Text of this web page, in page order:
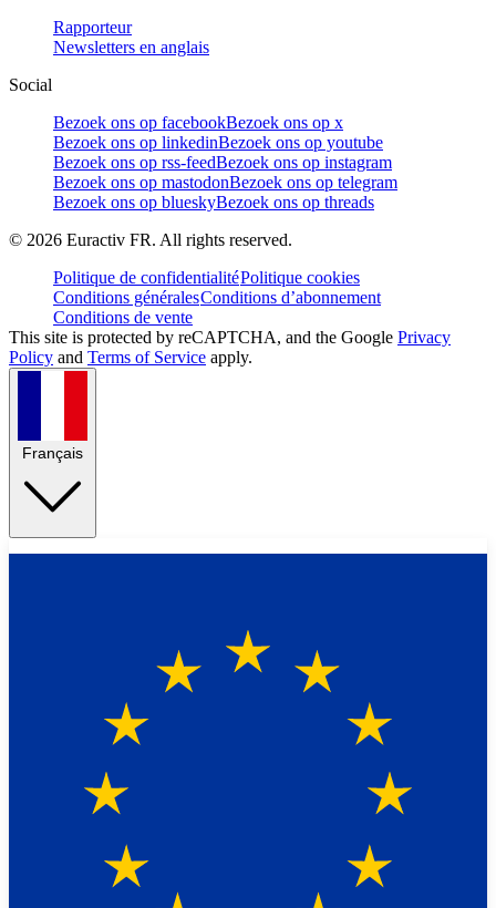
Rapporteur
Newsletters en anglais
Social
Bezoek ons op facebookBezoek ons op x
Bezoek ons op linkedinBezoek ons op youtube
Bezoek ons op rss-feedBezoek ons op instagram
Bezoek ons op mastodonBezoek ons op telegram
Bezoek ons op blueskyBezoek ons op threads
© 2026 Euractiv FR. All rights reserved.
Politique de confidentialitéPolitique cookies
Conditions généralesConditions d’abonnement
Conditions de vente
This site is protected by reCAPTCHA, and the Google Privacy
Policy and Terms of Service apply.
Français